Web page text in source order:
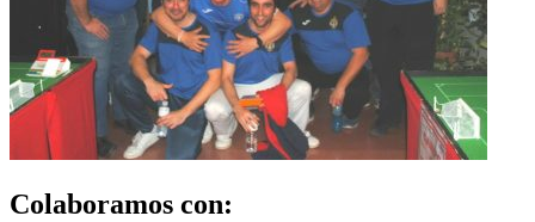
Colaboramos con: